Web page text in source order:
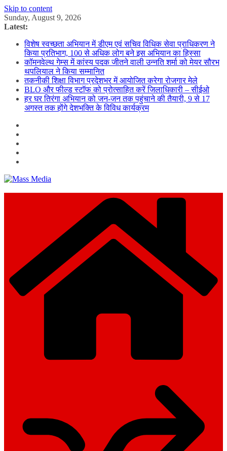
Skip to content
Sunday, August 9, 2026
Latest:
विशेष स्वच्छता अभियान में डीएम एवं सचिव विधिक सेवा प्राधिकरण ने
किया प्रतिभाग, 100 से अधिक लोग बने इस अभियान का हिस्सा
कॉमनवेल्थ गेम्स में कांस्य पदक जीतने वाली उन्नति शर्मा को मेयर सौरभ
थपलियाल ने किया सम्मानित
तकनीकी शिक्षा विभाग प्रदेशभर में आयोजित करेगा रोजगार मेले
BLO और फील्ड स्टॉफ को प्रोत्साहित करें जिलाधिकारी – सीईओ
हर घर तिरंगा अभियान को जन-जन तक पहुंचाने की तैयारी, 9 से 17
अगस्त तक होंगे देशभक्ति के विविध कार्यक्रम